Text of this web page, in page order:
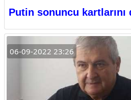
Putin sonuncu kartlarını
06-09-2022 23:26